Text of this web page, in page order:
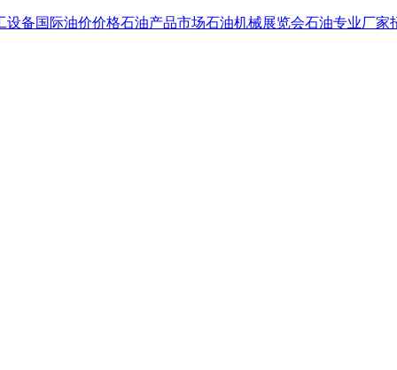
备国际油价价格石油产品市场石油机械展览会石油专业厂家